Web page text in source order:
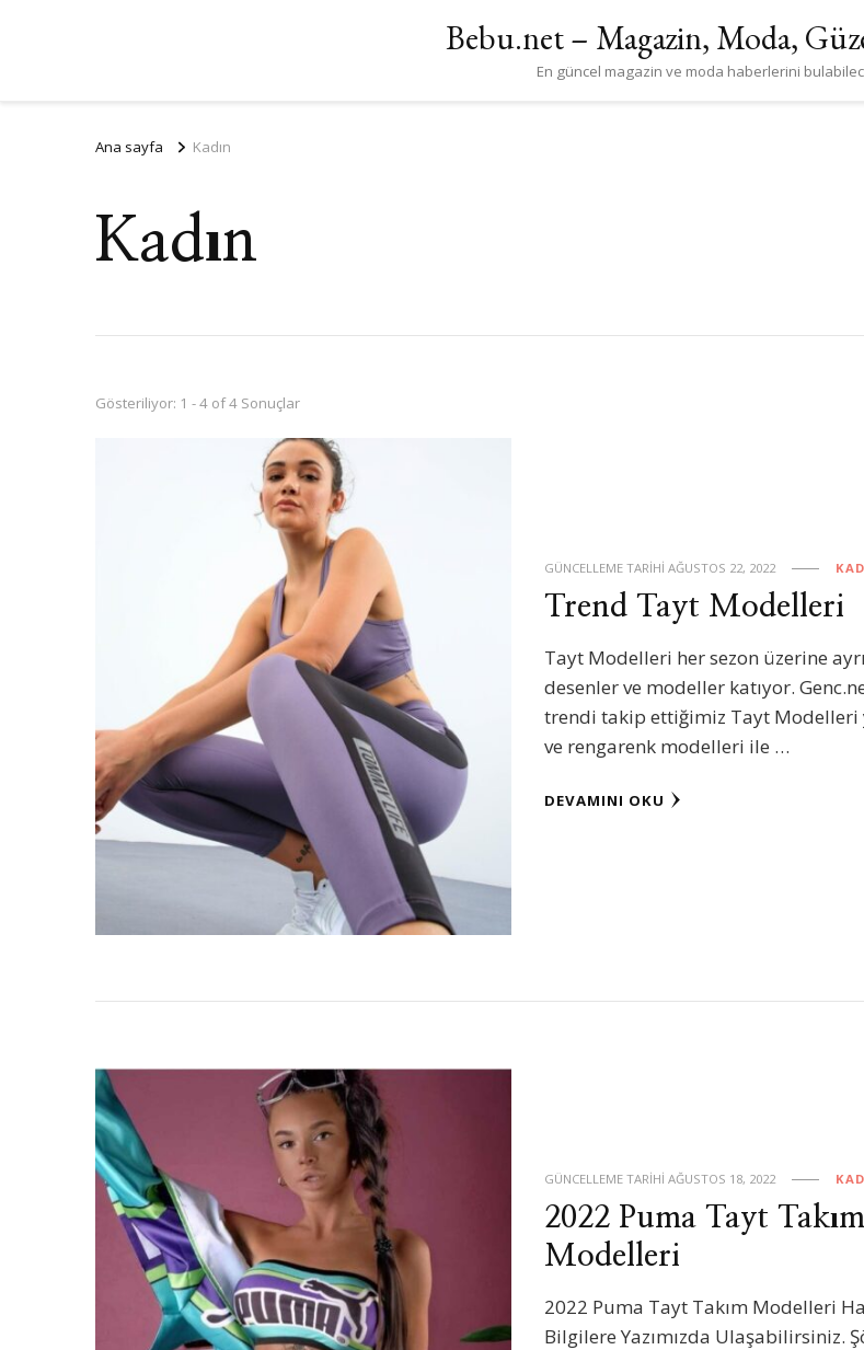
Bebu.net – Magazin, Moda,
En güncel magazin ve moda haberlerini
Ana sayfa Kadın
Kadın
Gösteriliyor: 1 - 4 of 4 Sonuçlar
GÜNCELLEME TARIHIAĞUSTOS 22, 2022
Trend Tayt Modelleri
Tayt Modelleri her sezon üzerine
desenler ve modeller katıyor.
trendi takip ettiğimiz Tayt Modelleri
ve rengarenk modelleri ile …
DEVAMINI OKU
GÜNCELLEME TARIHIAĞUSTOS 18, 2022
2022 Puma Tayt Takım
Modelleri
2022 Puma Tayt Takım Modelleri
Bilgilere Yazımızda Ulaşabilirsiniz.